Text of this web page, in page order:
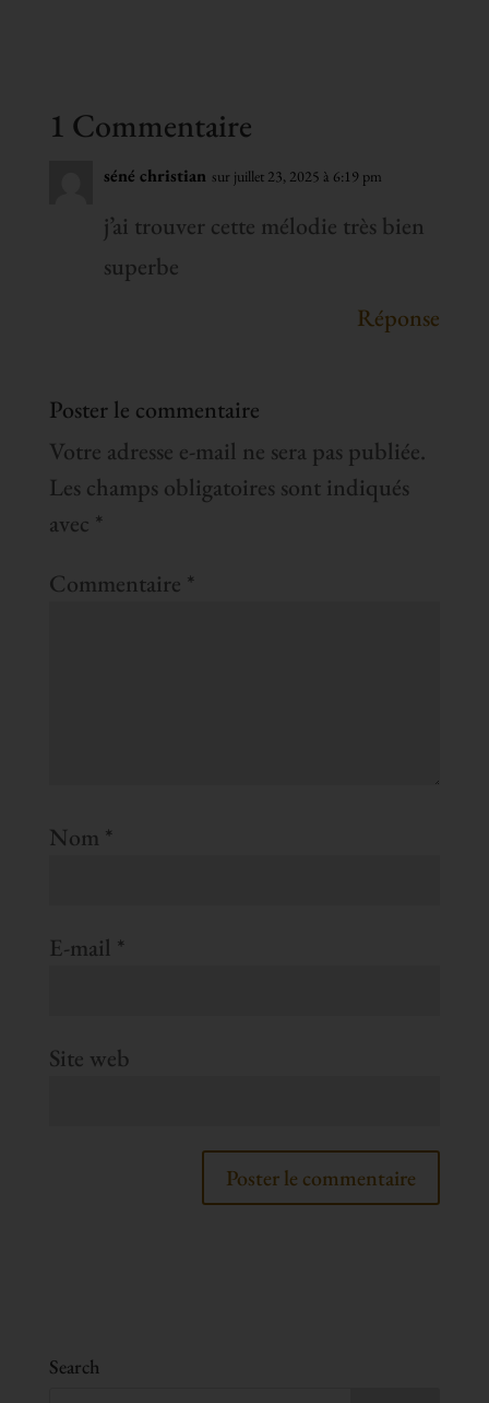
1 Commentaire
séné christian sur juillet 23, 2025 à 6:19 pm
j’ai trouver cette mélodie très bien
superbe
Réponse
Poster le commentaire
Votre adresse e-mail ne sera pas publiée.
Les champs obligatoires sont indiqués
avec *
Commentaire *
Nom *
E-mail *
Site web
Search